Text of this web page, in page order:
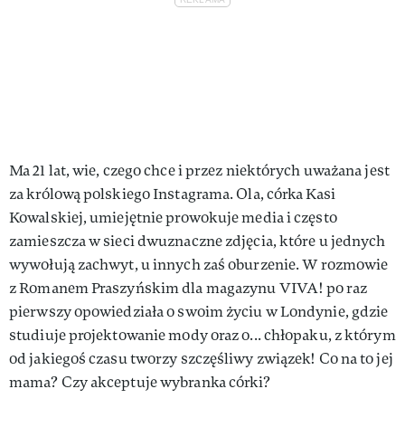
Ma 21 lat, wie, czego chce i przez niektórych uważana jest
za królową polskiego Instagrama. Ola, córka Kasi
Kowalskiej, umiejętnie prowokuje media i często
zamieszcza w sieci dwuznaczne zdjęcia, które u jednych
wywołują zachwyt, u innych zaś oburzenie. W rozmowie
z Romanem Praszyńskim dla magazynu VIVA! po raz
pierwszy opowiedziała o swoim życiu w Londynie, gdzie
studiuje projektowanie mody oraz o... chłopaku, z którym
od jakiegoś czasu tworzy szczęśliwy związek! Co na to jej
mama? Czy akceptuje wybranka córki?